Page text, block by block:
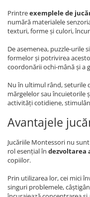
Printreexemplele de
numără materialele
texturi, forme și culori,
De asemenea, puzzle-urile
formelor și potrivirea
coordonării ochi-mână și a
Nu în ultimul rând, seturile
mărgelelor sau încuietorile
activități cotidiene,
Avantajele
Jucăriile Montessori nu
rol esențial în dezvoltarea
copiilor.
Prin utilizarea lor, cei mici
singuri problemele,